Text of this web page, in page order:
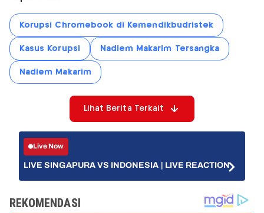
Korupsi Chromebook di Kemendikbudristek
Kasus Korupsi Nadiem Makarim Tersangka
Nadiem Makarim
Lihat Berita Terkait
Live Now
LIVE SINGAPURA VS INDONESIA | LIVE REACTION